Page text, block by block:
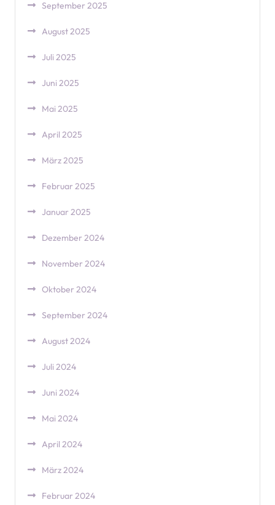
September 2025
August 2025
Juli 2025
Juni 2025
Mai 2025
April 2025
März 2025
Februar 2025
Januar 2025
Dezember 2024
November 2024
Oktober 2024
September 2024
August 2024
Juli 2024
Juni 2024
Mai 2024
April 2024
März 2024
Februar 2024